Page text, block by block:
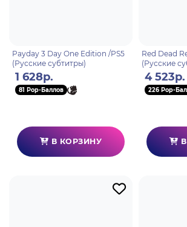
Payday 3 Day One Edition /PS5
(Русские субтитры)
1 628р.
81 Pop-Баллов
В КОРЗИНУ
Red Dead
(Русские
4 523р.
226 Pop-